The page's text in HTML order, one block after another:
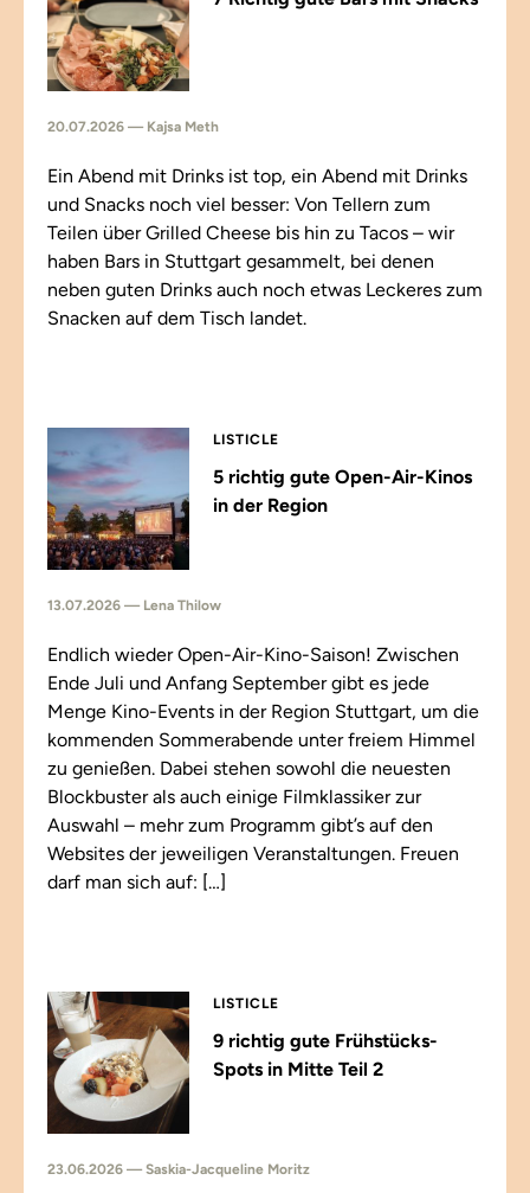
20.07.2026 — Kajsa Meth
Ein Abend mit Drinks ist top, ein Abend mit Drinks
und Snacks noch viel besser: Von Tellern zum
Teilen über Grilled Cheese bis hin zu Tacos – wir
haben Bars in Stuttgart gesammelt, bei denen
neben guten Drinks auch noch etwas Leckeres zum
Snacken auf dem Tisch landet.
LISTICLE
5 richtig gute Open-Air-Kinos
in der Region
13.07.2026 — Lena Thilow
Endlich wieder Open-Air-Kino-Saison! Zwischen
Ende Juli und Anfang September gibt es jede
Menge Kino-Events in der Region Stuttgart, um die
kommenden Sommerabende unter freiem Himmel
zu genießen. Dabei stehen sowohl die neuesten
Blockbuster als auch einige Filmklassiker zur
Auswahl – mehr zum Programm gibt’s auf den
Websites der jeweiligen Veranstaltungen. Freuen
darf man sich auf: […]
LISTICLE
9 richtig gute Frühstücks-
Spots in Mitte Teil 2
23.06.2026 — Saskia-Jacqueline Moritz